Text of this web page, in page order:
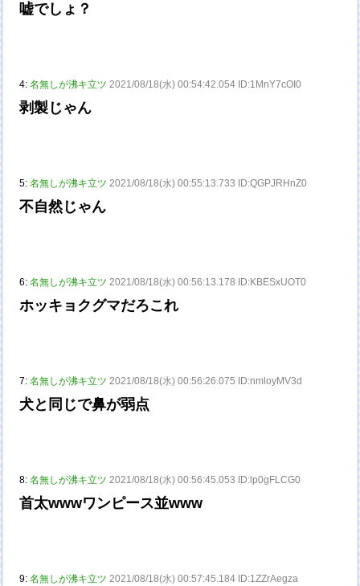
嘘でしょ？
4:名無しが沸キ立ツ 2021/08/18(水) 00:54:42.054 ID:1MnY7cOI0
剥製じゃん
5:名無しが沸キ立ツ 2021/08/18(水) 00:55:13.733 ID:QGPJRHnZ0
不自然じゃん
6:名無しが沸キ立ツ 2021/08/18(水) 00:56:13.178 ID:KBESxUOT0
ホッキョクグマだろこれ
7:名無しが沸キ立ツ 2021/08/18(水) 00:56:26.075 ID:nmloyMV3d
犬と同じで鼻が弱点
8:名無しが沸キ立ツ 2021/08/18(水) 00:56:45.053 ID:lp0gFLCG0
首太wwwワンピース並www
9:名無しが沸キ立ツ 2021/08/18(水) 00:57:45.184 ID:1ZZrAegza